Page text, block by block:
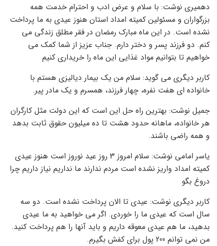
دهمیری نوشت: با سلام و عرض ادب و احترام خدمت همه
بزرگواران و مسئولین کمیته امداد استان هنوز عیدی به ما پرداخت
نشده است. در این ماه مبارک رمضان در فقر مطلق زندگی می
کنم. دو فرزند پسر و دختر دارم. جناب عزیز از شما کمک می
خواهیم تا بتوانیم مواد غذایی این ماه را خریداری کنیم
کاربر دیگری می گوید: سلام من یک بیمار دیالیزی هستم با
خانواده ای هفت نفره، چهار فرزند، همسرم و یک مادر پیر.
جمیل نوشت: بهترین راه حل این است که این دولت مثل کارگران
هر خانواده، ماهانه حدود هشت تا ده میلیون حقوق ثابت بدهد
و همه راضی باشند.
یاسر امامی نوشت: سلام امروز 3 روز عید نوروز است هنوز عیدی
کمیته امداد واریز نشده است مردم ندارند ما نداریم نیاز داریم چرا
دروغ بگو
کاربر دیگری نوشت: عیدی تا الان پرداخت نشده است. دو سه
سال است که عیدی ما را خوردی. اگر می خواهید به ما عیدی
بدهید، ما هم عیدی معوقه داریم و باید آنها را هم پرداخت کنید.
من نمی توانم 200 پول برای کفش بگیرم.